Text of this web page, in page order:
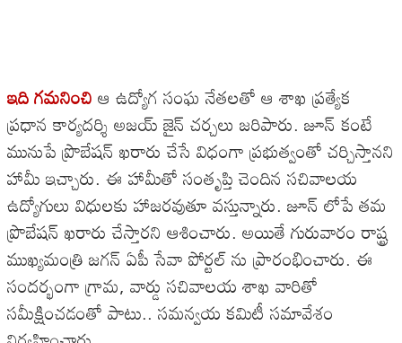
ఇది గమనించిఆ ఉద్యోగ సంఘ నేతలతో ఆ శాఖ ప్రత్యేక
ప్రధాన కార్యదర్శి అజయ్ జైన్ చర్చలు జరిపారు. జూన్ కంటే
మునుపే ప్రొబేషన్ ఖరారు చేసే విధంగా ప్రభుత్వంతో చర్చిస్తానని
హామీ ఇచ్చారు. ఈ హామీతో సంతృప్తి చెందిన సచివాలయ
ఉద్యోగులు విధులకు హాజరవుతూ వస్తున్నారు. జూన్ లోపే తమ
ప్రొబేషన్ ఖరారు చేస్తారని ఆశించారు. అయితే గురువారం రాష్ట్ర
ముఖ్యమంత్రి జగన్ ఏపీ సేవా పోర్టల్ ను ప్రారంభించారు. ఈ
సందర్భంగా గ్రామ, వార్డు సచివాలయ శాఖ వారితో
సమీక్షించడంతో పాటు.. సమన్వయ కమిటీ సమావేశం